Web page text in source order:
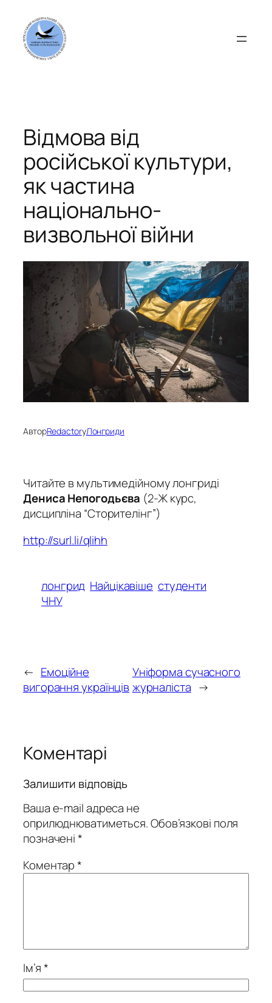
вмісту
Відмова від
російської культури,
як частина
національно-
визвольної війни
АвторRedactorуЛонгриди
Читайте в мультимедійному лонгриді
Дениса Непогодьєва (2-Ж курс,
дисципліна “Сторителінг”)
http://surl.li/qlihh
лонгрид Найцікавіше студенти
ЧНУ
← Емоційне
вигорання українців
Уніформа сучасного
журналіста →
Коментарі
Залишити відповідь
Ваша e-mail адреса не
оприлюднюватиметься.Обов’язкові поля
позначені*
Коментар*
Ім’я*